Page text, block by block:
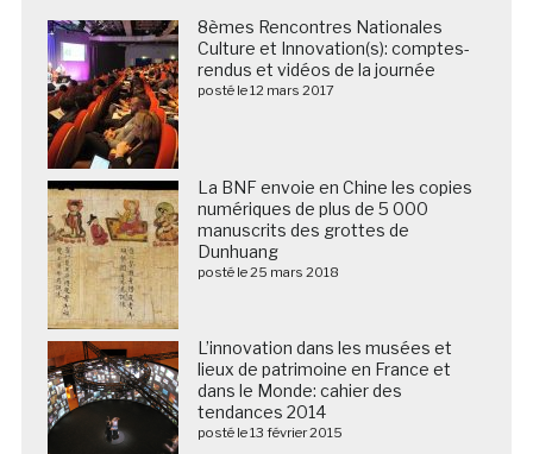
8èmes Rencontres Nationales
Culture et Innovation(s): comptes-
rendus et vidéos de la journée
posté le 12 mars 2017
La BNF envoie en Chine les copies
numériques de plus de 5 000
manuscrits des grottes de
Dunhuang
posté le 25 mars 2018
L’innovation dans les musées et
lieux de patrimoine en France et
dans le Monde: cahier des
tendances 2014
posté le 13 février 2015